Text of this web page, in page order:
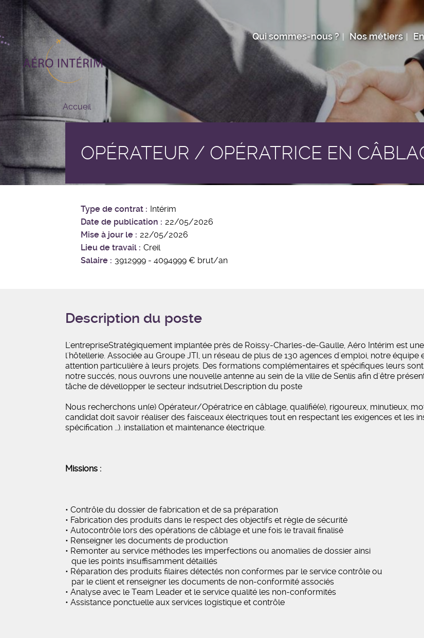
au
contenu
principal
Qui sommes-nous ? Nos métiers
Accueil
OPÉRATEUR / OPÉRATRICE EN
Type de contrat
Intérim
Date de publication
22/05/2026
Mise à jour le
22/05/2026
Lieu de travail
Creil
Salaire
3912999 - 4094999 € brut/an
Description du poste
L'entrepriseStratégiquement implantée près de Roissy-Charles-de-Gaulle, Aéro Intérim est
l'hôtellerie. Associée au Groupe JTI, un réseau de plus de 130 agences d'emploi, notre
attention particulière à leurs projets. Des formations complémentaires et spécifiques leurs
notre succés, nous ouvrons une nouvelle antenne au sein de la ville de Senlis afin d'être
tâche de dévellopper le secteur indsutriel.Description du poste
Nous recherchons un(e) Opérateur/Opératrice en câblage, qualifié(e), rigoureux, minutieux,
candidat doit savoir réaliser des faisceaux électriques tout en respectant les exigences et les
spécification …). installation et maintenance électrique.
Missions :
• Contrôle du dossier de fabrication et de sa préparation
• Fabrication des produits dans le respect des objectifs et règle de sécurité
• Autocontrôle lors des opérations de câblage et une fois le travail finalisé
• Renseigner les documents de production
• Remonter au service méthodes les imperfections ou anomalies de dossier ainsi
que les points insuffisamment détaillés
• Réparation des produits filaires détectés non conformes par le service contrôle ou
par le client et renseigner les documents de non-conformité associés
• Analyse avec le Team Leader et le service qualité les non-conformités
• Assistance ponctuelle aux services logistique et contrôle